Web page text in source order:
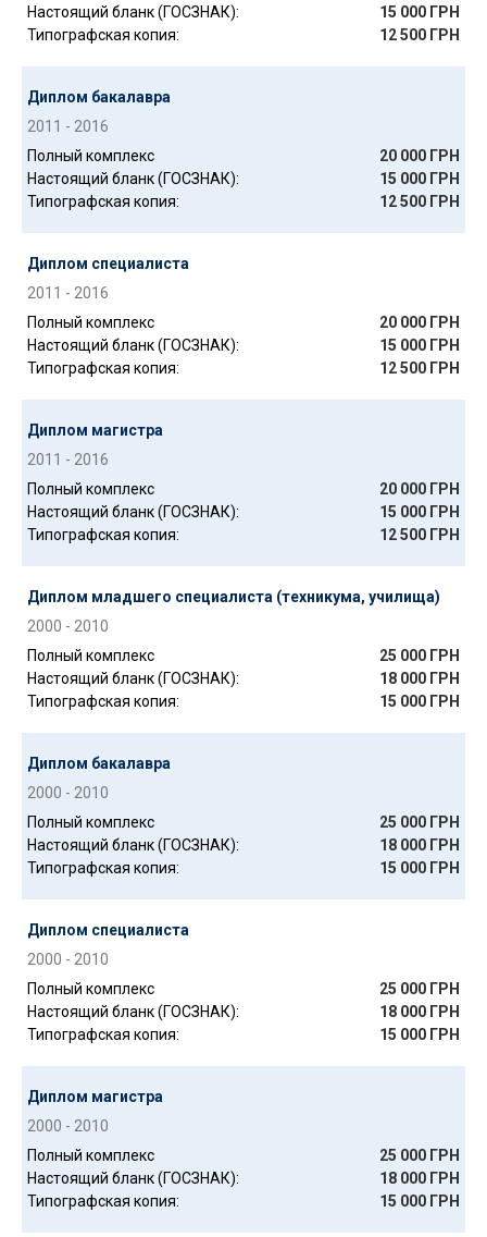
Настоящий бланк (ГОСЗНАК):
15 000 ГРН
Типографская копия:
12 500 ГРН
Диплом бакалавра
2011 - 2016
Полный комплекс
20 000 ГРН
Настоящий бланк (ГОСЗНАК):
15 000 ГРН
Типографская копия:
12 500 ГРН
Диплом специалиста
2011 - 2016
Полный комплекс
20 000 ГРН
Настоящий бланк (ГОСЗНАК):
15 000 ГРН
Типографская копия:
12 500 ГРН
Диплом магистра
2011 - 2016
Полный комплекс
20 000 ГРН
Настоящий бланк (ГОСЗНАК):
15 000 ГРН
Типографская копия:
12 500 ГРН
Диплом младшего специалиста (техникума, училища)
2000 - 2010
Полный комплекс
25 000 ГРН
Настоящий бланк (ГОСЗНАК):
18 000 ГРН
Типографская копия:
15 000 ГРН
Диплом бакалавра
2000 - 2010
Полный комплекс
25 000 ГРН
Настоящий бланк (ГОСЗНАК):
18 000 ГРН
Типографская копия:
15 000 ГРН
Диплом специалиста
2000 - 2010
Полный комплекс
25 000 ГРН
Настоящий бланк (ГОСЗНАК):
18 000 ГРН
Типографская копия:
15 000 ГРН
Диплом магистра
2000 - 2010
Полный комплекс
25 000 ГРН
Настоящий бланк (ГОСЗНАК):
18 000 ГРН
Типографская копия:
15 000 ГРН